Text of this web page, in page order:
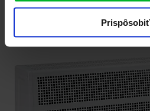
Prispôsobiť
výkon 4,2 kW regulace teploty